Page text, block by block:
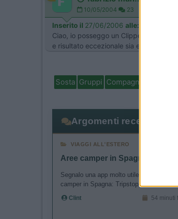
10/05/2004 23
Inserito il 27/06/2006 alle:
Ciao, io posseggo un Clipper 20 e per
e risultato eccezionale sia
Sosta Gruppi Compagni
Argomenti recenti
VIAGGI ALL'ESTERO
Aree camper in Spagna
Segnalo una app molto utile per le aree
camper in Spagna: Tripstop. ......
Clint 54 minuti